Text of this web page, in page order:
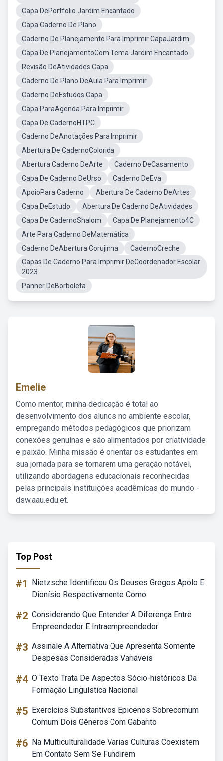
Capa DePortfolio Jardim Encantado
Capa Caderno De Plano
Caderno De Planejamento Para Imprimir CapaJardim
Capa De PlanejamentoCom Tema Jardim Encantado
Revisão DeAtividades Capa
Caderno De Plano DeAula Para Imprimir
Caderno DeEstudos Capa
Capa ParaAgenda Para Imprimir
Capa De CadernoHTPC
Caderno DeAnotações Para Imprimir
Abertura De CadernoColorida
Abertura Caderno DeArte
Caderno DeCasamento
Capa De Caderno DeUrso
Caderno DeEva
ApoioPara Caderno
Abertura De Caderno DeArtes
Capa DeEstudo
Abertura De Caderno DeAtividades
Capa De CadernoShalom
Capa De Planejamento4C
Arte Para Caderno DeMatemática
Caderno DeAbertura Corujinha
CadernoCreche
Capas De Caderno Para Imprimir DeCoordenador Escolar
2023
Panner DeBorboleta
Emelie
Como mentor, minha dedicação é total ao
desenvolvimento dos alunos no ambiente escolar,
empregando métodos pedagógicos que priorizam
conexões genuínas e são alimentados por criatividade
e paixão. Minha missão é orientar os estudantes em
sua jornada para se tornarem uma geração notável,
utilizando abordagens educacionais reconhecidas
pelas principais instituições acadêmicas do mundo -
dsw.aau.edu.et.
Top Post
#1
Nietzsche Identificou Os Deuses Gregos Apolo E
Dionísio Respectivamente Como
#2 Considerando Que Entender A Diferença Entre
Empreendedor E Intraempreendedor
#3 Assinale A Alternativa Que Apresenta Somente
Despesas Consideradas Variáveis
#4 O Texto Trata De Aspectos Sócio-históricos Da
Formação Linguística Nacional
#5 Exercícios Substantivos Epicenos Sobrecomum
Comum Dois Gêneros Com Gabarito
#6 Na Multiculturalidade Varias Culturas Coexistem
Em Contato Sem Se Fundirem